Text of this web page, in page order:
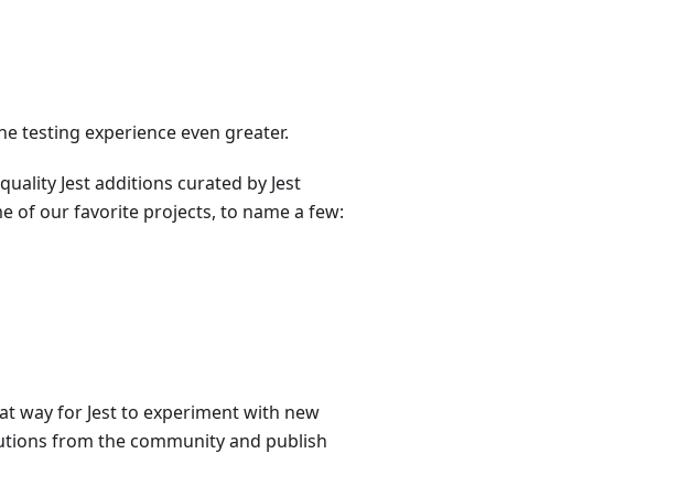
testing experience even greater.
Jest additions curated by Jest
of our favorite projects, to name a few:
way for Jest to experiment with new
from the community and publish